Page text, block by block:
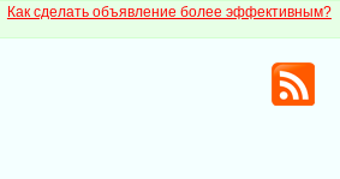
Как сделать объявление более эффективным?